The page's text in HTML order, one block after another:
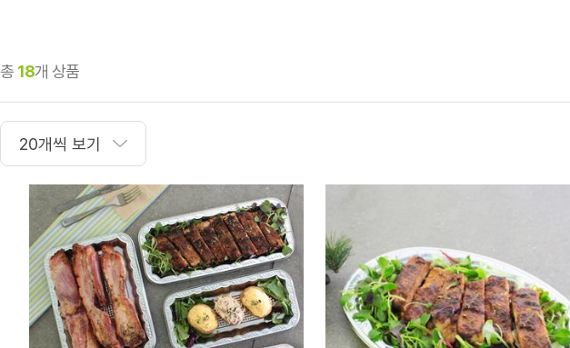
총 18개 상품